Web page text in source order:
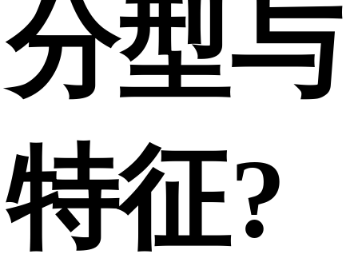
分型与
特征?